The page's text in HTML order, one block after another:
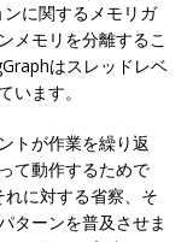
に関するメモリガ
メモリを分離するこ
はスレッドレベ
います。
トが作業を繰り返
て動作するためで
に対する省察、そ
ターンを普及させま